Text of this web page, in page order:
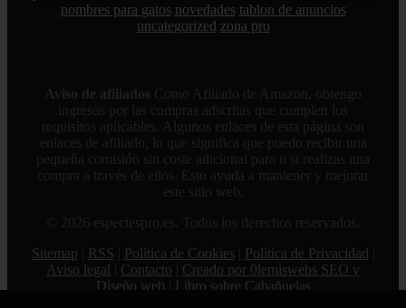
nombres para gatos novedades tablon de anuncios
uncategorized zona pro
Aviso de afiliados Como Afiliado de Amazon, obtengo
ingresos por las compras adscritas que cumplen los
requisitos aplicables. Algunos enlaces de esta página son
enlaces de afiliado, lo que significa que puedo recibir una
pequeña comisión sin coste adicional para ti si realizas una
compra a través de ellos. Esto ayuda a mantener y mejorar
este sitio web.
© 2026 especiespro.es. Todos los derechos reservados.
Sitemap
RSS Política de Cookies Política de Privacidad
Aviso legal
Contacto
Creado por 0lemiswebs SEO y
Diseño web
Libro sobre Cabañuelas